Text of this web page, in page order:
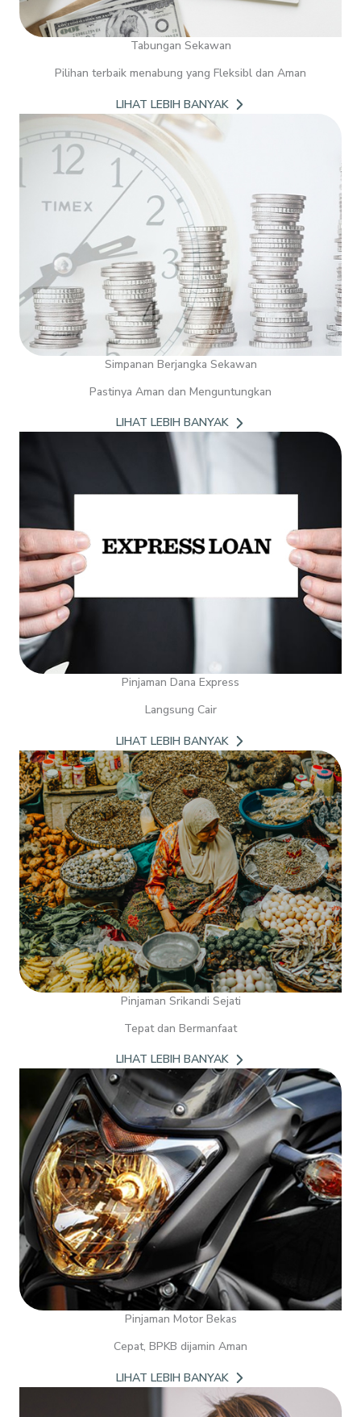
Tabungan Sekawan
Pilihan terbaik menabung yang Fleksibl dan Aman
LIHAT LEBIH BANYAK
Simpanan Berjangka Sekawan
Pastinya Aman dan Menguntungkan
LIHAT LEBIH BANYAK
Pinjaman Dana Express
Langsung Cair
LIHAT LEBIH BANYAK
Pinjaman Srikandi Sejati
Tepat dan Bermanfaat
LIHAT LEBIH BANYAK
Pinjaman Motor Bekas
Cepat, BPKB dijamin Aman
LIHAT LEBIH BANYAK